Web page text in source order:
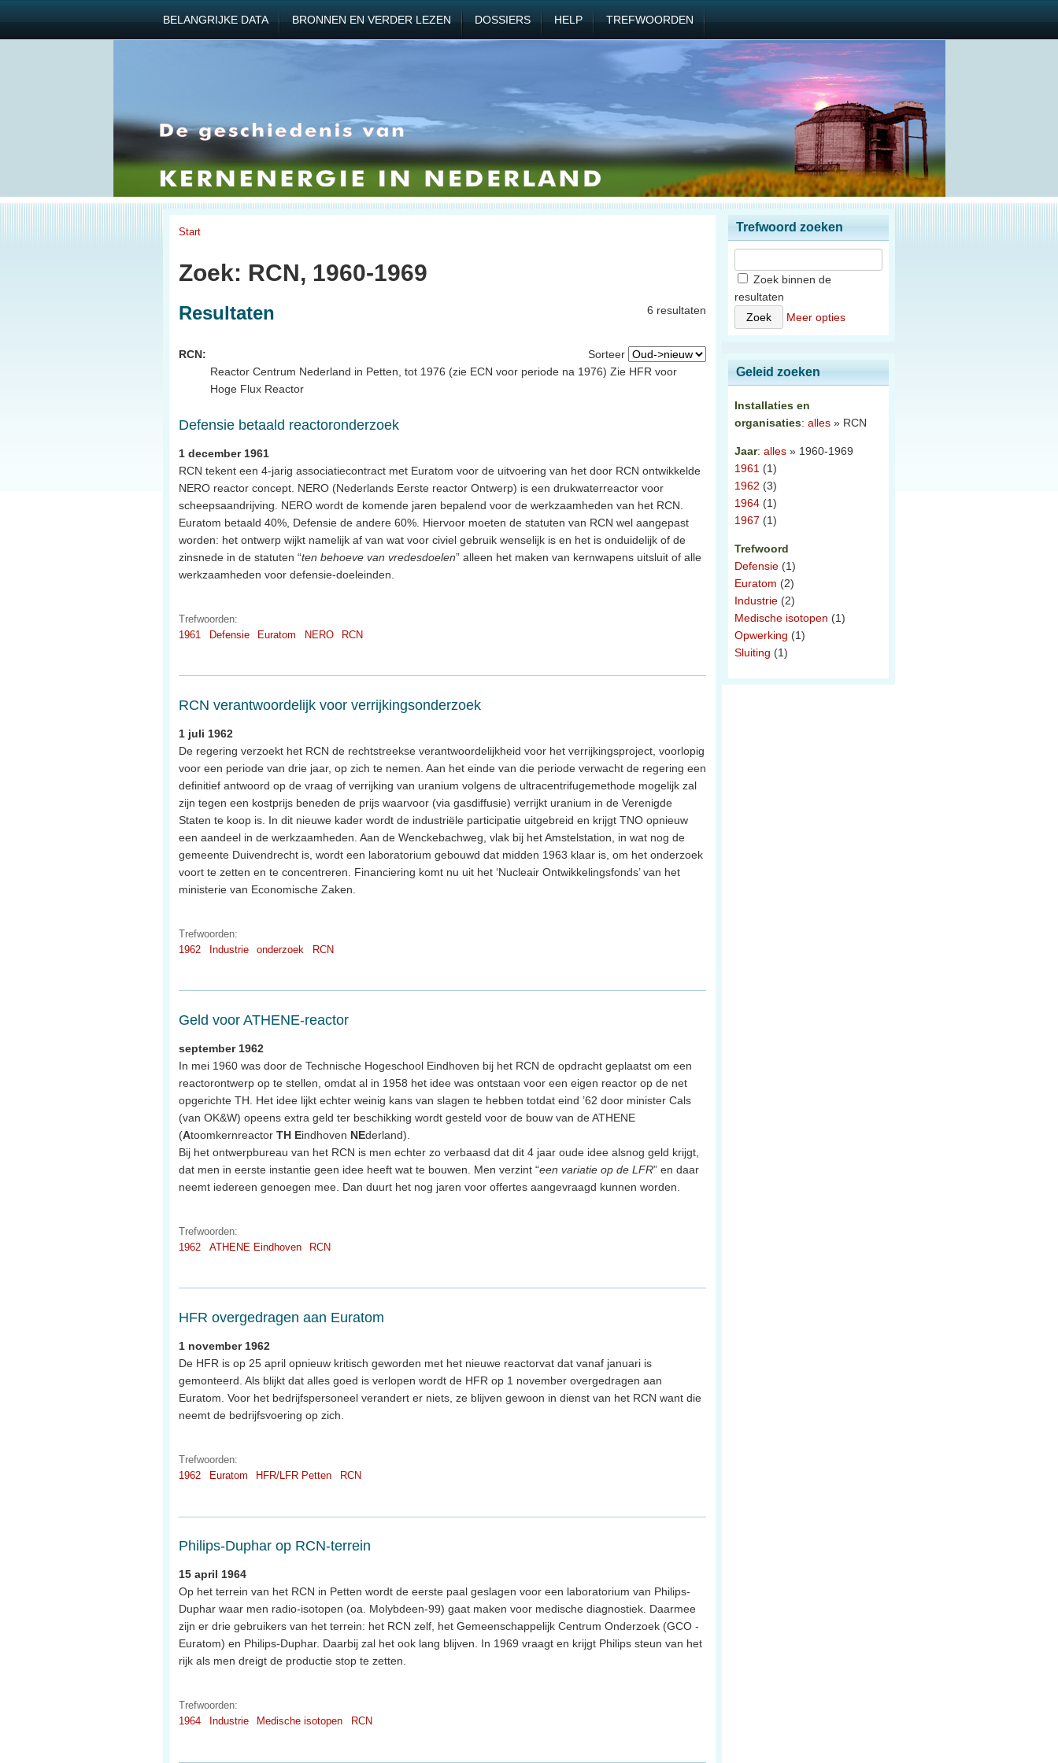
BELANGRIJKE DATA BRONNEN EN VERDER LEZEN DOSSIERS HELP TREFWOORDEN
Start
Zoek: RCN, 1960-1969
6 resultaten
Resultaten
Sorteer
RCN:
Reactor Centrum Nederland in Petten, tot 1976 (zie ECN voor periode na 1976) Zie HFR voor
Hoge Flux Reactor
Defensie betaald reactoronderzoek
1 december 1961
RCN tekent een 4-jarig associatiecontract met Euratom voor de uitvoering van het door RCN ontwikkelde
NERO reactor concept. NERO (Nederlands Eerste reactor Ontwerp) is een drukwaterreactor voor
scheepsaandrijving. NERO wordt de komende jaren bepalend voor de werkzaamheden van het RCN.
Euratom betaald 40%, Defensie de andere 60%. Hiervoor moeten de statuten van RCN wel aangepast
worden: het ontwerp wijkt namelijk af van wat voor civiel gebruik wenselijk is en het is onduidelijk of de
zinsnede in de statuten “ten behoeve van vredesdoelen” alleen het maken van kernwapens uitsluit of alle
werkzaamheden voor defensie-doeleinden.
Trefwoorden:
1961
Defensie Euratom NERO RCN
RCN verantwoordelijk voor verrijkingsonderzoek
1 juli 1962
De regering verzoekt het RCN de rechtstreekse verantwoordelijkheid voor het verrijkingsproject, voorlopig
voor een periode van drie jaar, op zich te nemen. Aan het einde van die periode verwacht de regering een
definitief antwoord op de vraag of verrijking van uranium volgens de ultracentrifugemethode mogelijk zal
zijn tegen een kostprijs beneden de prijs waarvoor (via gasdiffusie) verrijkt uranium in de Verenigde
Staten te koop is. In dit nieuwe kader wordt de industriële participatie uitgebreid en krijgt TNO opnieuw
een aandeel in de werkzaamheden. Aan de Wenckebachweg, vlak bij het Amstelstation, in wat nog de
gemeente Duivendrecht is, wordt een laboratorium gebouwd dat midden 1963 klaar is, om het onderzoek
voort te zetten en te concentreren. Financiering komt nu uit het ‘Nucleair Ontwikkelingsfonds’ van het
ministerie van Economische Zaken.
Trefwoorden:
1962
Industrie onderzoek RCN
Geld voor ATHENE-reactor
september 1962
In mei 1960 was door de Technische Hogeschool Eindhoven bij het RCN de opdracht geplaatst om een
reactorontwerp op te stellen, omdat al in 1958 het idee was ontstaan voor een eigen reactor op de net
opgerichte TH. Het idee lijkt echter weinig kans van slagen te hebben totdat eind ’62 door minister Cals
(van OK&W) opeens extra geld ter beschikking wordt gesteld voor de bouw van de ATHENE
(Atoomkernreactor TH Eindhoven NEderland).
Bij het ontwerpbureau van het RCN is men echter zo verbaasd dat dit 4 jaar oude idee alsnog geld krijgt,
dat men in eerste instantie geen idee heeft wat te bouwen. Men verzint “een variatie op de LFR” en daar
neemt iedereen genoegen mee. Dan duurt het nog jaren voor offertes aangevraagd kunnen worden.
Trefwoorden:
1962
ATHENE Eindhoven RCN
HFR overgedragen aan Euratom
1 november 1962
De HFR is op 25 april opnieuw kritisch geworden met het nieuwe reactorvat dat vanaf januari is
gemonteerd. Als blijkt dat alles goed is verlopen wordt de HFR op 1 november overgedragen aan
Euratom. Voor het bedrijfspersoneel verandert er niets, ze blijven gewoon in dienst van het RCN want die
neemt de bedrijfsvoering op zich.
Trefwoorden:
1962
Euratom HFR/LFR Petten RCN
Philips-Duphar op RCN-terrein
15 april 1964
Op het terrein van het RCN in Petten wordt de eerste paal geslagen voor een laboratorium van Philips-
Duphar waar men radio-isotopen (oa. Molybdeen-99) gaat maken voor medische diagnostiek. Daarmee
zijn er drie gebruikers van het terrein: het RCN zelf, het Gemeenschappelijk Centrum Onderzoek (GCO -
Euratom) en Philips-Duphar. Daarbij zal het ook lang blijven. In 1969 vraagt en krijgt Philips steun van het
rijk als men dreigt de productie stop te zetten.
Trefwoorden:
1964
Industrie Medische isotopen RCN
Trefwoord zoeken
Zoek binnen de
resultaten
Meer opties
Geleid zoeken
Installaties en
organisaties: alles » RCN
Jaar: alles » 1960-1969
1961 (1)
1962 (3)
1964 (1)
1967 (1)
Trefwoord
Defensie (1)
Euratom (2)
Industrie (2)
Medische isotopen (1)
Opwerking (1)
Sluiting (1)